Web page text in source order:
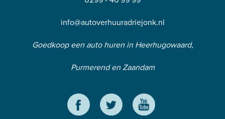
info@autoverhuuradriejonk.nl
Goedkoop een auto huren in Heerhugowaard,
Purmerend en Zaandam